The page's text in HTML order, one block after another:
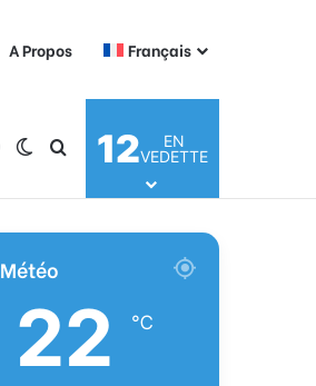
A Propos Français
ConnexionSwitch skin
Rechercher
12
EN
VEDETTE
Météo
22 ℃